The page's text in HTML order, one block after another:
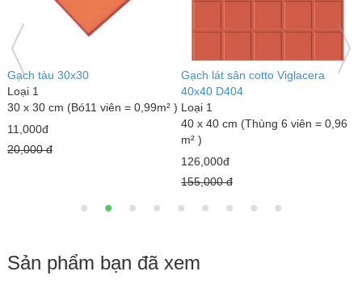
viên = 0,96
Gạch đỏ lát sân Gốm Mỹ
40 x 40 cm (Thùng 6 viên = 0,96
Gạch lát sân tráng
40 x 40 cm (Thùng 6
Sản phẩm bạn đã xem